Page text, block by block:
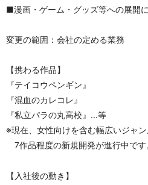
■漫画・ゲーム・グッズ等への展開
変更の範囲：会社の定める業務
【携わる作品】
『テイコウペンギン』
『混血のカレコレ』
『私立パラの丸高校』...等
※現在、女性向けを含む幅広いジャン
7作品程度の新規開発が進行中です
【入社後の動き】